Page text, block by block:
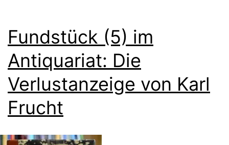
Fundstück (5) im
Antiquariat: Die
Verlustanzeige von Karl
Frucht